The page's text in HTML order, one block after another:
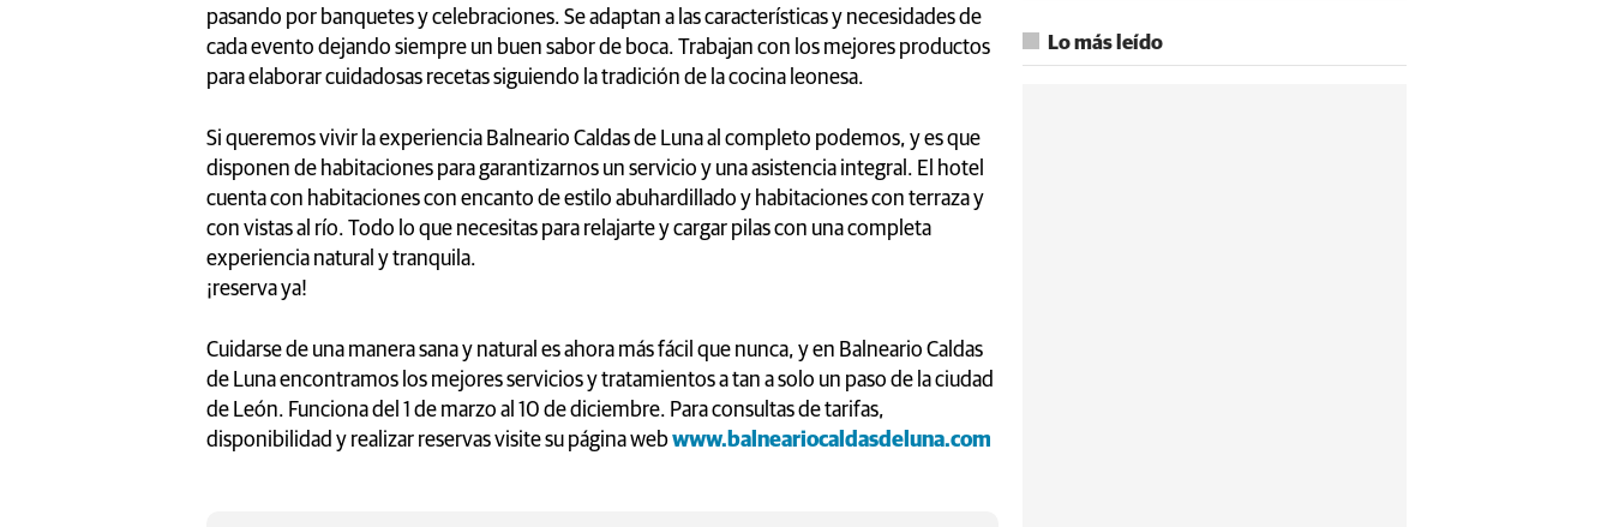
pasando por banquetes y celebraciones. Se adaptan a las características y necesidades de
cada evento dejando siempre un buen sabor de boca. Trabajan con los mejores productos
para elaborar cuidadosas recetas siguiendo la tradición de la cocina leonesa.
Si queremos vivir la experiencia Balneario Caldas de Luna al completo podemos, y es que
disponen de habitaciones para garantizarnos un servicio y una asistencia integral. El hotel
cuenta con habitaciones con encanto de estilo abuhardillado y habitaciones con terraza y
con vistas al río. Todo lo que necesitas para relajarte y cargar pilas con una completa
experiencia natural y tranquila.
¡reserva ya!
Cuidarse de una manera sana y natural es ahora más fácil que nunca, y en Balneario Caldas
de Luna encontramos los mejores servicios y tratamientos a tan a solo un paso de la ciudad
de León. Funciona del 1 de marzo al 10 de diciembre. Para consultas de tarifas,
disponibilidad y realizar reservas visite su página webwww.balneariocaldasdeluna.com
Lo más leído